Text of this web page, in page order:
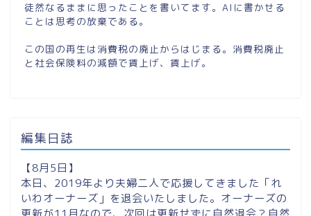
徒然なるままに思ったことを書いてます。AIに書かせる
ことは思考の放棄である。
この国の再生は消費税の廃止からはじまる。消費税廃止
と社会保険料の減額で賃上げ、賃上げ。
編集日誌
【8月5日】
本日、2019年より夫婦二人で応援してきました「れ
いわオーナーズ」を退会いたしました。オーナーズの